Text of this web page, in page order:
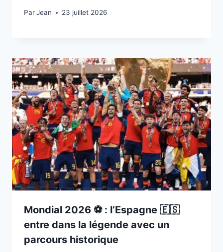
ParJean
23 juillet 202623 juillet 2026
Mondial 2026 ⚽️ : l’Espagne 🇪🇸
entre dans la légende avec un
parcours historique